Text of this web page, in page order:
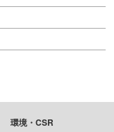
環境・CSR